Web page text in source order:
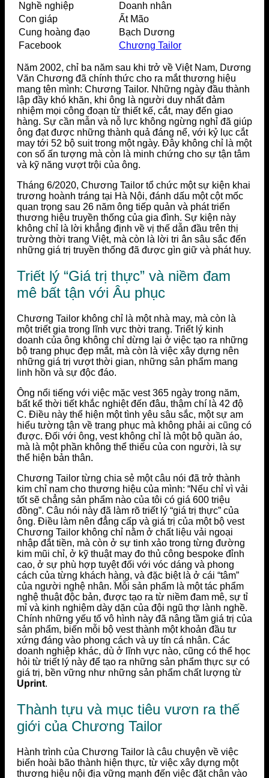
Nghề nghiệp
Doanh nhân
Con giáp
Ất Mão
Cung hoàng đạo
Bạch Dương
Facebook
Chương Tailor
Năm 2002, chỉ ba năm sau khi trở về Việt Nam, Dương
Văn Chương đã chính thức cho ra mắt thương hiệu
mang tên mình: Chương Tailor. Những ngày đầu thành
lập đầy khó khăn, khi ông là người duy nhất đảm
nhiệm mọi công đoạn từ thiết kế, cắt, may đến giao
hàng. Sự cần mẫn và nỗ lực không ngừng nghỉ đã giúp
ông đạt được những thành quả đáng nể, với kỷ lục cắt
may tới 52 bộ suit trong một ngày. Đây không chỉ là một
con số ấn tượng mà còn là minh chứng cho sự tận tâm
và kỹ năng vượt trội của ông.
Tháng 6/2020, Chương Tailor tổ chức một sự kiện khai
trương hoành tráng tại Hà Nội, đánh dấu một cột mốc
quan trọng sau 26 năm ông tiếp quản và phát triển
thương hiệu truyền thống của gia đình. Sự kiện này
không chỉ là lời khẳng định về vị thế dẫn đầu trên thị
trường thời trang Việt, mà còn là lời tri ân sâu sắc đến
những giá trị truyền thống đã được gìn giữ và phát huy.
Triết lý “Giá trị thực” và niềm đam
mê bất tận với Âu phục
Chương Tailor không chỉ là một nhà may, mà còn là
một triết gia trong lĩnh vực thời trang. Triết lý kinh
doanh của ông không chỉ dừng lại ở việc tạo ra những
bộ trang phục đẹp mắt, mà còn là việc xây dựng nên
những giá trị vượt thời gian, những sản phẩm mang
linh hồn và sự độc đáo.
Ông nổi tiếng với việc mặc vest 365 ngày trong năm,
bất kể thời tiết khắc nghiệt đến đâu, thậm chí là 42 độ
C. Điều này thể hiện một tình yêu sâu sắc, một sự am
hiểu tường tận về trang phục mà không phải ai cũng có
được. Đối với ông, vest không chỉ là một bộ quần áo,
mà là một phần không thể thiếu của con người, là sự
thể hiện bản thân.
Chương Tailor từng chia sẻ một câu nói đã trở thành
kim chỉ nam cho thương hiệu của mình: “Nếu chỉ vì vải
tốt sẽ chẳng sản phẩm nào của tôi có giá 600 triệu
đồng”. Câu nói này đã làm rõ triết lý “giá trị thực” của
ông. Điều làm nên đẳng cấp và giá trị của một bộ vest
Chương Tailor không chỉ nằm ở chất liệu vải ngoại
nhập đắt tiền, mà còn ở sự tinh xảo trong từng đường
kim mũi chỉ, ở kỹ thuật may đo thủ công bespoke đỉnh
cao, ở sự phù hợp tuyệt đối với vóc dáng và phong
cách của từng khách hàng, và đặc biệt là ở cái “tâm”
của người nghệ nhân. Mỗi sản phẩm là một tác phẩm
nghệ thuật độc bản, được tạo ra từ niềm đam mê, sự tỉ
mỉ và kinh nghiệm dày dặn của đội ngũ thợ lành nghề.
Chính những yếu tố vô hình này đã nâng tầm giá trị của
sản phẩm, biến mỗi bộ vest thành một khoản đầu tư
xứng đáng vào phong cách và uy tín cá nhân. Các
doanh nghiệp khác, dù ở lĩnh vực nào, cũng có thể học
hỏi từ triết lý này để tạo ra những sản phẩm thực sự có
giá trị, bền vững như những sản phẩm chất lượng từ
Uprint.
Thành tựu và mục tiêu vươn ra thế
giới của Chương Tailor
Hành trình của Chương Tailor là câu chuyện về việc
biến hoài bão thành hiện thực, từ việc xây dựng một
thương hiệu nội địa vững mạnh đến việc đặt chân vào